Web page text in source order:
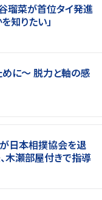
瑠菜が首位タイ発進
知りたい」
めに～ 脱力と軸の感
日本相撲協会を退
瀬部屋付きで指導